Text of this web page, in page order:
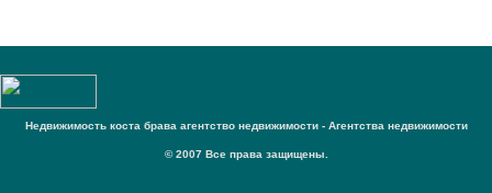
Недвижимость коста брава агентство недвижимости - Агентства недвижимости
© 2007 Все права защищены.